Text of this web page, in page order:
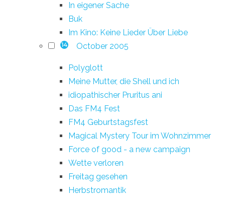
In eigener Sache
Buk
Im Kino: Keine Lieder Über Liebe
14 October 2005
Polyglott
Meine Mutter, die Shell und ich
idiopathischer Pruritus ani
Das FM4 Fest
FM4 Geburtstagsfest
Magical Mystery Tour im Wohnzimmer
Force of good - a new campaign
Wette verloren
Freitag gesehen
Herbstromantik